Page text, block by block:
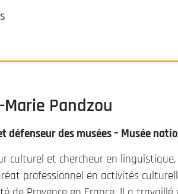
Marie Pandzou
défenseur des musées – Musée
culturel et chercheur en
professionnel en activités